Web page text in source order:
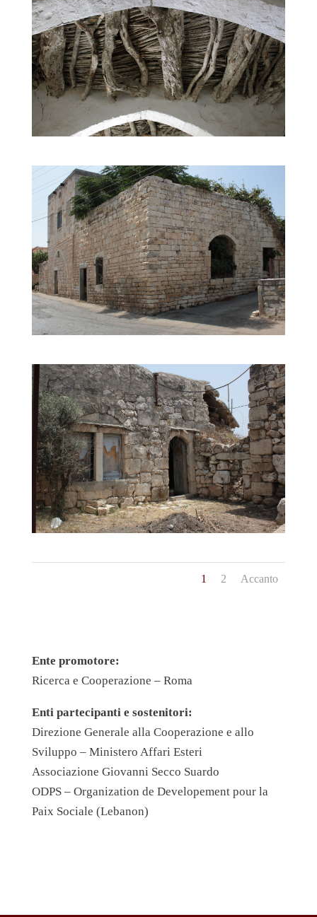
1 2 Accanto
Ente promotore:
Ricerca e Cooperazione – Roma
Enti partecipanti e sostenitori:
Direzione Generale alla Cooperazione e allo
Sviluppo – Ministero Affari Esteri
Associazione Giovanni Secco Suardo
ODPS – Organization de Developement pour la
Paix Sociale (Lebanon)